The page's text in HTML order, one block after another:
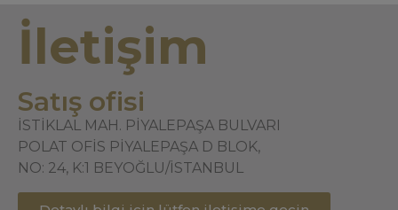
İletişim
Satış ofisi
İSTİKLAL MAH. PİYALEPAŞA BULVARI
POLAT OFİS PİYALEPAŞA D BLOK,
NO: 24, K:1 BEYOĞLU/İSTANBUL